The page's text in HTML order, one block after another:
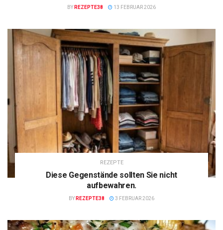
BY REZEPTE38 13 FEBRUAR 2026
REZEPTE
Diese Gegenstände sollten Sie nicht
aufbewahren.
BY REZEPTE38 3 FEBRUAR 2026